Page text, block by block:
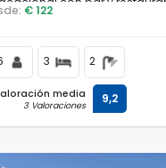
montañosa, cerca de
€ 122
3 2
media
3 Valoraciones 9,2